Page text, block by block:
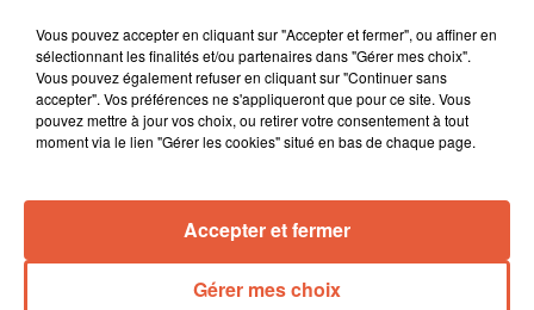
Balance Scorpion Sagittaire
Vous pouvez accepter en cliquant sur "Accepter et fermer", ou affiner en
sélectionnant les finalités et/ou partenaires dans "Gérer mes choix".
Vous pouvez également refuser en cliquant sur "Continuer sans
accepter". Vos préférences ne s'appliqueront que pour ce site. Vous
pouvez mettre à jour vos choix, ou retirer votre consentement à tout
moment via le lien "Gérer les cookies" situé en bas de chaque page.
Gérer mes choix
Accepter et fermer